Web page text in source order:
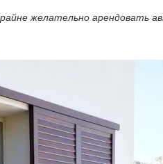
желательно арендовать